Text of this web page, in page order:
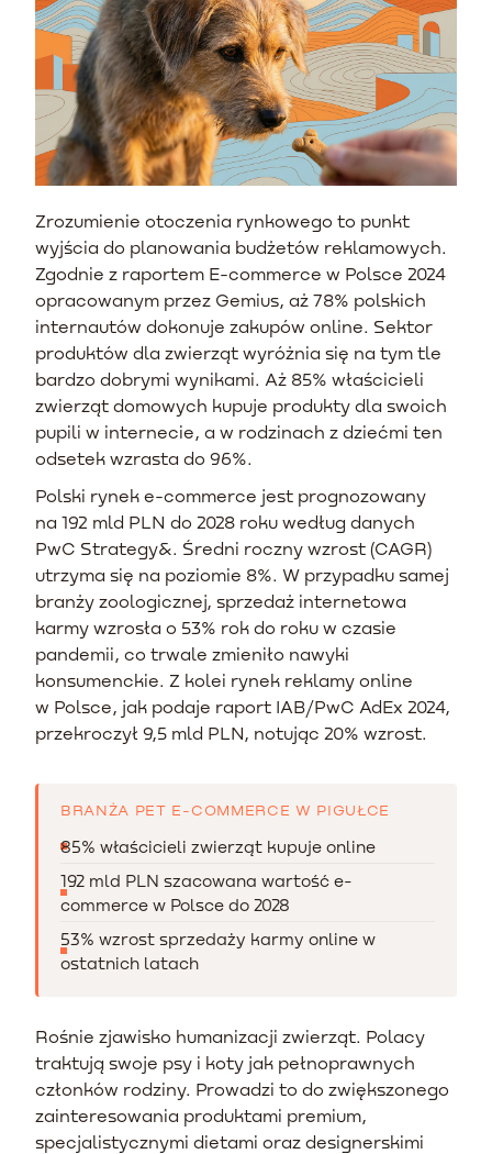
Zrozumienie otoczenia rynkowego to punkt
wyjścia do planowania budżetów reklamowych.
Zgodnie z raportem E-commerce w Polsce 2024
opracowanym przez Gemius, aż 78% polskich
internautów dokonuje zakupów online. Sektor
produktów dla zwierząt wyróżnia się na tym tle
bardzo dobrymi wynikami. Aż 85% właścicieli
zwierząt domowych kupuje produkty dla swoich
pupili w internecie, a w rodzinach z dziećmi ten
odsetek wzrasta do 96%.
Polski rynek e-commerce jest prognozowany
na 192 mld PLN do 2028 roku według danych
PwC Strategy&. Średni roczny wzrost (CAGR)
utrzyma się na poziomie 8%. W przypadku samej
branży zoologicznej, sprzedaż internetowa
karmy wzrosła o 53% rok do roku w czasie
pandemii, co trwale zmieniło nawyki
konsumenckie. Z kolei rynek reklamy online
w Polsce, jak podaje raport IAB/PwC AdEx 2024,
przekroczył 9,5 mld PLN, notując 20% wzrost.
BRANŻA PET E-COMMERCE W PIGUŁCE
85% właścicieli zwierząt kupuje online
192 mld PLN szacowana wartość e-
commerce w Polsce do 2028
53% wzrost sprzedaży karmy online w
ostatnich latach
Rośnie zjawisko humanizacji zwierząt. Polacy
traktują swoje psy i koty jak pełnoprawnych
członków rodziny. Prowadzi to do zwiększonego
zainteresowania produktami premium,
specjalistycznymi dietami oraz designerskimi